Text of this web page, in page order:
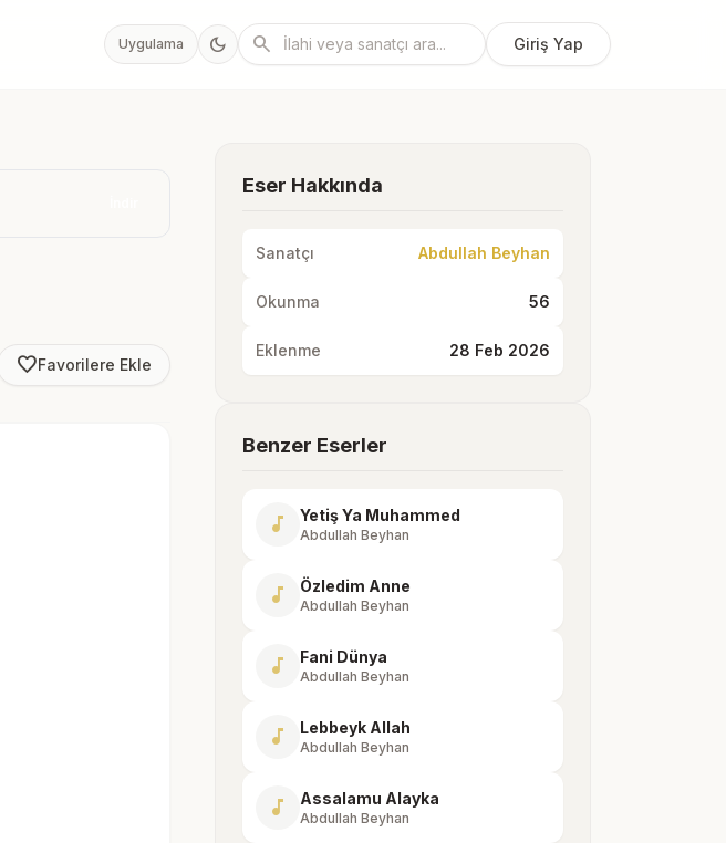
Uygulama dark_mode search Giriş Yap
favorite_borderFavorilere Ekle
Eser Hakkında
Sanatçı Abdullah Beyhan
Okunma 56
Eklenme 28 Feb 2026
Benzer Eserler
music_note Yetiş Ya Muhammed
Abdullah Beyhan
music_note Özledim Anne
Abdullah Beyhan
music_note Fani Dünya
Abdullah Beyhan
music_note Lebbeyk Allah
Abdullah Beyhan
music_note Assalamu Alayka
Abdullah Beyhan